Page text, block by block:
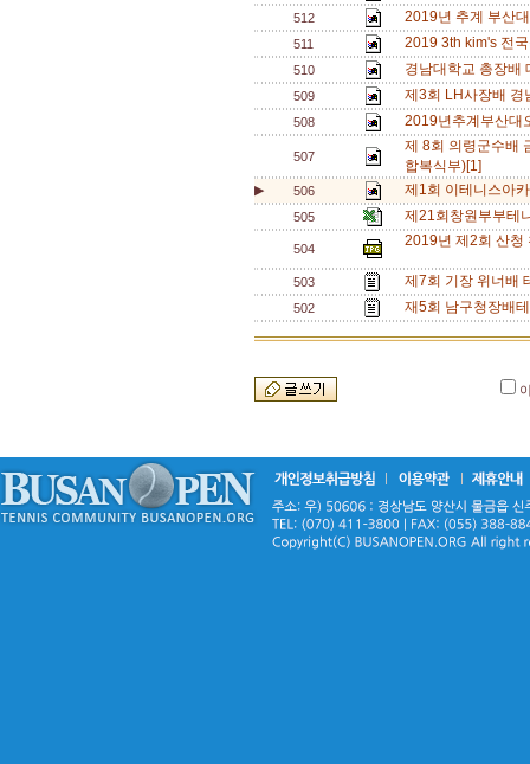
512 2019년 추계 부산
511 2019 3th kim's 전
510 경남대학교 총장배
509 제3회 LH사장배
508 2019년추계부산
507
제 8회 의령군수배
합복식부)[1]
▶ 506 제1회 이테니스아
505 제21회창원부부테
504 2019년 제2회 산청
503 제7회 기장 위너배
502 재5회 남구청장배